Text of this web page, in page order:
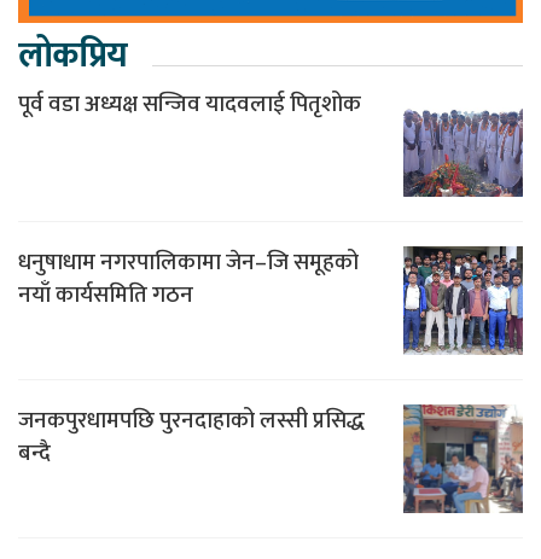
लोकप्रिय
पूर्व वडा अध्यक्ष सन्जिव यादवलाई पितृशोक
धनुषाधाम नगरपालिकामा जेन–जि समूहको
नयाँ कार्यसमिति गठन
जनकपुरधामपछि पुरनदाहाको लस्सी प्रसिद्ध
बन्दै